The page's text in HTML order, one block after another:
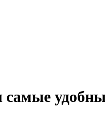
самые